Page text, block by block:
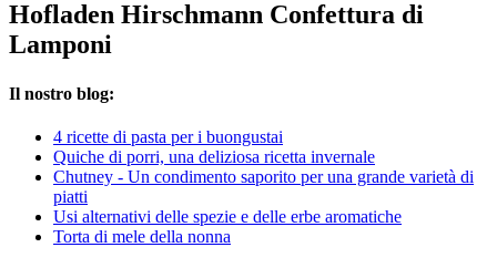
Hofladen Hirschmann Confettura di
Lamponi
Il nostro blog:
4 ricette di pasta per i buongustai
Quiche di porri, una deliziosa ricetta invernale
Chutney - Un condimento saporito per una grande varietà di
piatti
Usi alternativi delle spezie e delle erbe aromatiche
Torta di mele della nonna